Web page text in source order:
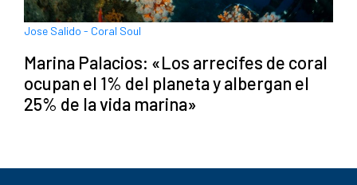
Jose Salido - Coral Soul
Marina Palacios: «Los arrecifes de coral
ocupan el 1% del planeta y albergan el
25% de la vida marina»